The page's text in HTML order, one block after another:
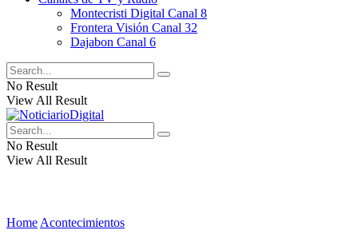
Montecristi Digital Canal 8
Frontera Visión Canal 32
Dajabon Canal 6
No Result
View All Result
No Result
View All Result
Home Acontecimientos